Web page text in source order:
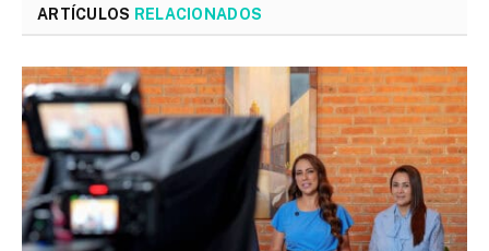
ARTÍCULOS RELACIONADOS